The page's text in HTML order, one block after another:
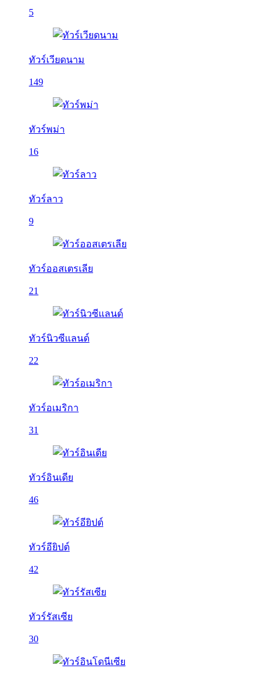
5
ทัวร์เวียดนาม
149
ทัวร์พม่า
16
ทัวร์ลาว
9
ทัวร์ออสเตรเลีย
21
ทัวร์นิวซีแลนด์
22
ทัวร์อเมริกา
31
ทัวร์อินเดีย
46
ทัวร์อียิปต์
42
ทัวร์รัสเซีย
30